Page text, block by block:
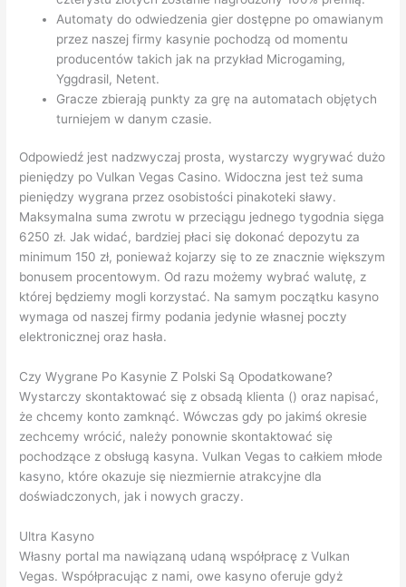
Automaty do odwiedzenia gier dostępne po omawianym
przez naszej firmy kasynie pochodzą od momentu
producentów takich jak na przykład Microgaming,
Yggdrasil, Netent.
Gracze zbierają punkty za grę na automatach objętych
turniejem w danym czasie.
Odpowiedź jest nadzwyczaj prosta, wystarczy wygrywać dużo
pieniędzy po Vulkan Vegas Casino. Widoczna jest też suma
pieniędzy wygrana przez osobistości pinakoteki sławy.
Maksymalna suma zwrotu w przeciągu jednego tygodnia sięga
6250 zł. Jak widać, bardziej płaci się dokonać depozytu za
minimum 150 zł, ponieważ kojarzy się to ze znacznie większym
bonusem procentowym. Od razu możemy wybrać walutę, z
której będziemy mogli korzystać. Na samym początku kasyno
wymaga od naszej firmy podania jedynie własnej poczty
elektronicznej oraz hasła.
Czy Wygrane Po Kasynie Z Polski Są Opodatkowane?
Wystarczy skontaktować się z obsadą klienta () oraz napisać,
że chcemy konto zamknąć. Wówczas gdy po jakimś okresie
zechcemy wrócić, należy ponownie skontaktować się
pochodzące z obsługą kasyna. Vulkan Vegas to całkiem młode
kasyno, które okazuje się niezmiernie atrakcyjne dla
doświadczonych, jak i nowych graczy.
Ultra Kasyno
Własny portal ma nawiązaną udaną współpracę z Vulkan
Vegas. Współpracując z nami, owe kasyno oferuje gdyż